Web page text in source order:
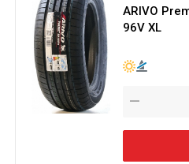
ARIVO
96V XL
—